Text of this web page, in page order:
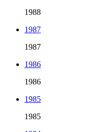
1988
1987
1987
1986
1986
1985
1985